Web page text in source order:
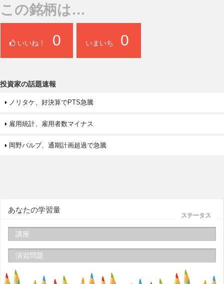
この銘柄は…
いいね！ 0 いまいち 0
投資家の話題速報
ノリタケ、好決算でPTS急騰
雇用統計、雇用者数マイナス
岡野バルブ、通期計画超過で急騰
ステータス
あなたの学習量
講座
演習問題